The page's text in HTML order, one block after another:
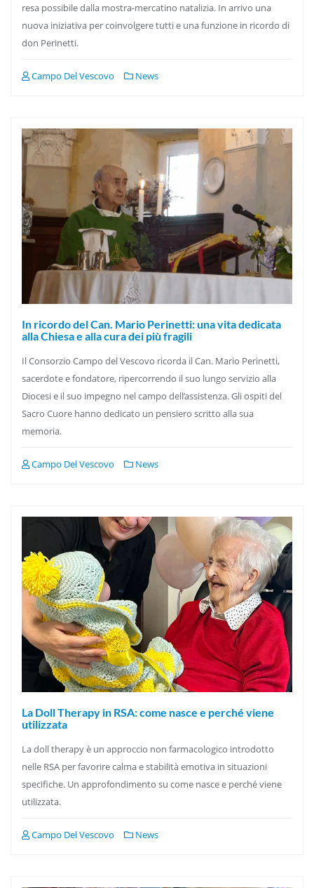
resa possibile dalla mostra-mercatino natalizia. In arrivo una
nuova iniziativa per coinvolgere tutti e una funzione in ricordo di
don Perinetti.
Campo Del Vescovo News
In ricordo del Can. Mario Perinetti: una vita dedicata
alla Chiesa e alla cura dei più fragili
Il Consorzio Campo del Vescovo ricorda il Can. Mario Perinetti,
sacerdote e fondatore, ripercorrendo il suo lungo servizio alla
Diocesi e il suo impegno nel campo dell’assistenza. Gli ospiti del
Sacro Cuore hanno dedicato un pensiero scritto alla sua
memoria.
Campo Del Vescovo News
La Doll Therapy in RSA: come nasce e perché viene
utilizzata
La doll therapy è un approccio non farmacologico introdotto
nelle RSA per favorire calma e stabilità emotiva in situazioni
specifiche. Un approfondimento su come nasce e perché viene
utilizzata.
Campo Del Vescovo News